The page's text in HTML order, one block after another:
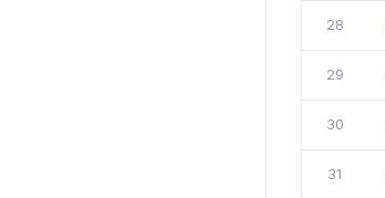
28
29
30
31